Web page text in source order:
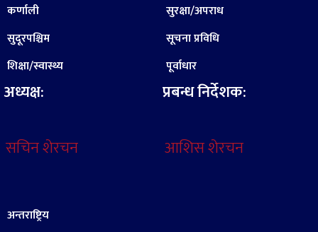
कर्णाली
सुदूरपश्चिम
शिक्षा/स्वास्थ्य
अध्यक्ष:
सचिन शेरचन
सुरक्षा/अपराध
सूचना प्रविधि
पूर्वाधार
प्रबन्ध निर्देशक:
आशिस शेरचन
अन्तराष्ट्रिय